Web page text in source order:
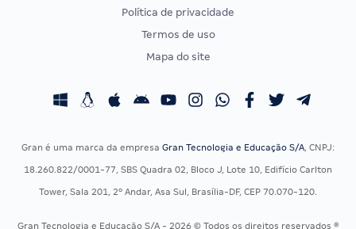
CONCURSOS POR PROFISSÃO
Concursos Fiscais
Concursos Saúde
EXAME DE ORDEM
Calendário OAB
Política de privacidade
Termos de uso
Mapa do site
Gran é uma marca da empresa Gran Tecnologia e Educação S/A, CNPJ:
18.260.822/0001-77, SBS Quadra 02, Bloco J, Lote 10, Edifício Carlton
Tower, Sala 201, 2º Andar, Asa Sul, Brasília-DF, CEP 70.070-120.
Gran Tecnologia e Educação S/A - 2026 © Todos os direitos reservados ®